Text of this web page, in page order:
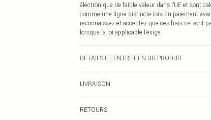
électronique de faible valeur dans l’UE et sont
comme une ligne distincte lors du paiement
reconnaissez et acceptez que ces frais ne sont
lorsque la loi applicable l’exige.
DÉTAILS ET ENTRETIEN DU PRODUIT
LIVRAISON
RETOURS